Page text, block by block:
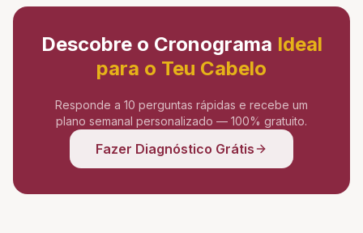
Descobre o Cronograma Ideal
para o Teu Cabelo
Responde a 10 perguntas rápidas e recebe um
plano semanal personalizado — 100% gratuito.
Fazer Diagnóstico Grátis